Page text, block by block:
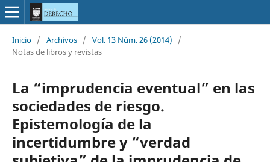
Inicio / Archivos / Vol. 13 Núm. 26 (2014)
/
Notas de libros y revistas
La “imprudencia eventual” en las
sociedades de riesgo.
Epistemología de la
incertidumbre y “verdad